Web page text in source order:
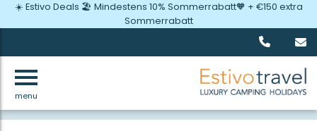
menu
☀️ Estivo Deals 🏖️ Mindestens 10% Sommerrabatt🧡 + €150 extra
Sommerrabatt
Zurück